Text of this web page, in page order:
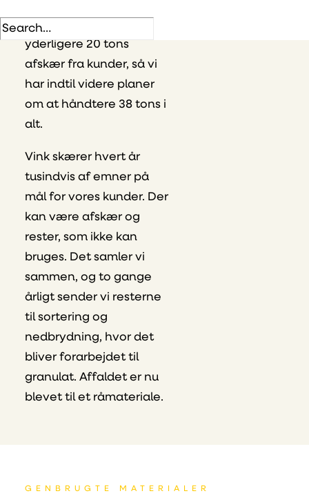
Vi forventer at få
yderligere 20 tons
afskær fra kunder, så vi
har indtil videre planer
om at håndtere 38 tons i
alt.
Vink skærer hvert år
tusindvis af emner på
mål for vores kunder. Der
kan være afskær og
rester, som ikke kan
bruges. Det samler vi
sammen, og to gange
årligt sender vi resterne
til sortering og
nedbrydning, hvor det
bliver forarbejdet til
granulat. Affaldet er nu
blevet til et råmateriale.
GENBRUGTE MATERIALER